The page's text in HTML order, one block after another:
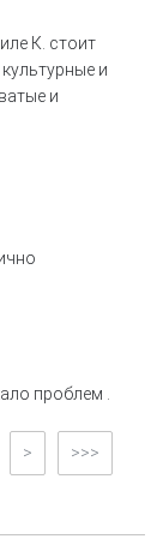
К. стоит
и
и
проблем .
> >>>